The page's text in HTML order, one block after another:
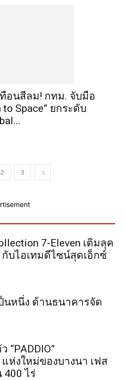
อนสีลม! กทม. จับมือ
to Space” ยกระดับ
2 3
7-Eleven เติมลุค
บไอเทมดีไซน์สุดเอ็กซ์
นหนึ่ง ด้านธนาคารจัด
“PADDIO”
แห่งใหม่ของบางนา เฟส
ไร่